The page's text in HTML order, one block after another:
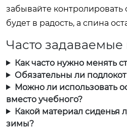
забывайте контролировать
будет в радость, а спина
Часто задаваемые
Как часто нужно менять
Обязательны ли
Можно ли использовать
вместо учебного?
Какой материал сиденья
зимы?